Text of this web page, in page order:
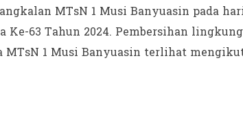
MTsN 1 Musi Banyuasin pada
63 Tahun 2024. Pembersihan
MTsN 1 Musi Banyuasin terlihat